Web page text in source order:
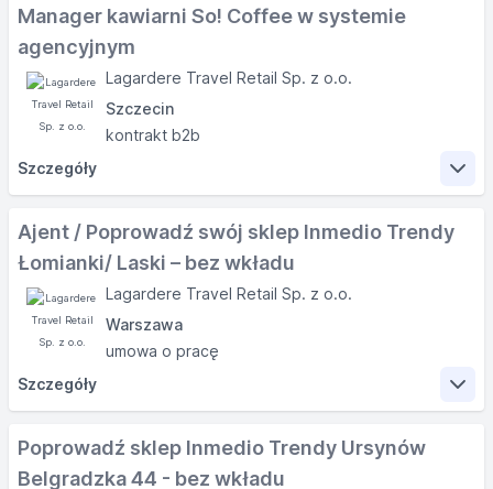
Manager kawiarni So! Coffee w systemie
agencyjnym
Lagardere Travel Retail Sp. z o.o.
Szczecin
kontrakt b2b
Szczegóły
Zakres obowiązków
Prowadzenie kawiarni zgodnie ze standardami sieci
Rekrutacja załogi
Zamawianie towaru
Sporządzanie inwentaryzacji
Profesjonalne podejście do obsługi gościa
Budowanie sprzedaży
Wymagania
Ajent / Poprowadź swój sklep Inmedio Trendy
Łomianki/ Laski – bez wkładu
Lagardere Travel Retail Sp. z o.o.
Warszawa
umowa o pracę
Szczegóły
Zakres obowiązków
Poprowadź sklep Inmedio Trendy Ursynów
Belgradzka 44 - bez wkładu